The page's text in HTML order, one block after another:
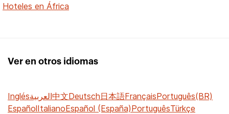
Hoteles en África
Ver en otros idiomas
Inglésالعربية中文Deutsch日本語FrançaisPortuguês(BR)
EspañolItalianoEspañol (España)PortuguêsTürkçe